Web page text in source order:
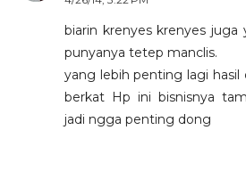
biarin krenyes krenyes
punyanya tetep manclis.
yang lebih penting lagi hasil
berkat Hp ini bisnisnya
jadi ngga penting dong